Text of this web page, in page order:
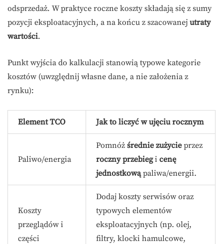
odsprzedaż. W praktyce roczne koszty składają się z sumy
pozycji eksploatacyjnych, a na końcu z szacowanej utraty
wartości.
Punkt wyjścia do kalkulacji stanowią typowe kategorie
kosztów (uwzględnij własne dane, a nie założenia z
rynku):
Element TCO Jak to liczyć w ujęciu rocznym
Paliwo/energia
Pomnóż średnie zużycie przez
roczny przebiegi cenę
jednostkowąpaliwa/energii.
Koszty
przeglądów i
części
Dodaj koszty serwisów oraz
typowych elementów
eksploatacyjnych (np. olej,
filtry, klocki hamulcowe,